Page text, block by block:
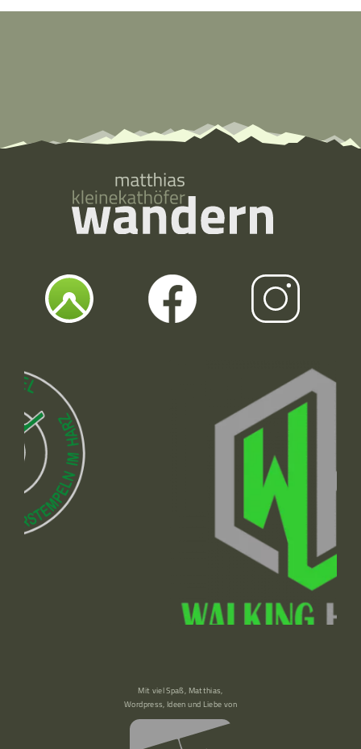
Mit viel Spaß, Matthias,